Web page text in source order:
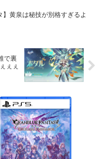
】黄泉は秘技が別格すぎるよ
で裏
ぇぇ